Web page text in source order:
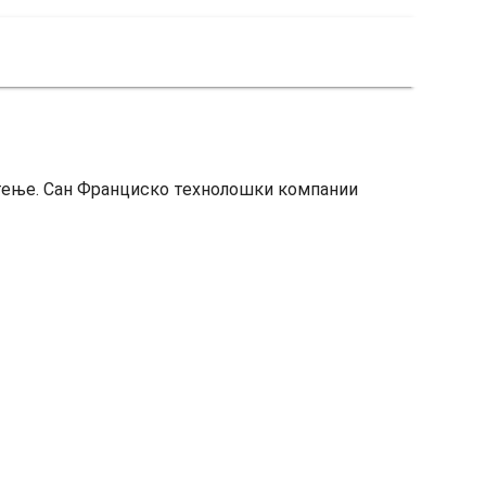
Сан Франциско технолошки компании